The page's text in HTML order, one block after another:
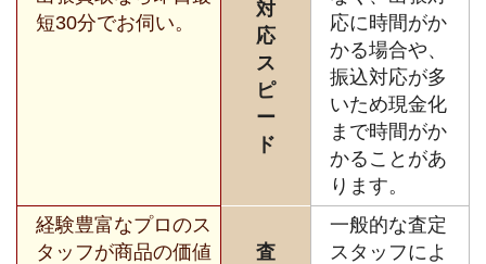
短30分でお伺い。
対
応
ス
ピ
ー
ド
応に時間がか
かる場合や、
振込対応が多
いため現金化
まで時間がか
かることがあ
ります。
経験豊富なプロのス
タッフが商品の価値
査
一般的な査定
スタッフによ